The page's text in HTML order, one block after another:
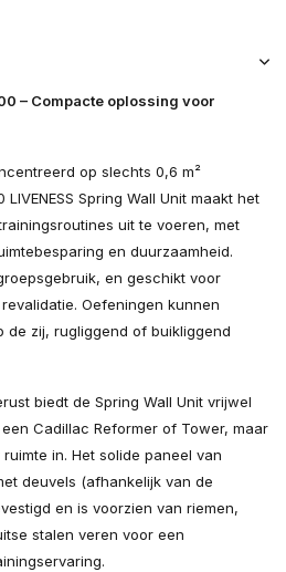
– Compacte oplossing voor
op slechts 0,6 m²
Spring Wall Unit maakt het
uit te voeren, met
en duurzaamheid.
en geschikt voor
Oefeningen kunnen
de zij, rugliggend of buikliggend
biedt de Spring Wall Unit vrijwel
Cadillac Reformer of Tower, maar
in. Het solide paneel van
deuvels (afhankelijk van de
en is voorzien van riemen,
stalen veren voor een